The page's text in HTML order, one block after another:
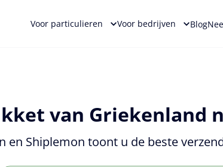
Voor particulieren Voor bedrijven Blog
van
en Shiplemon toont u de beste